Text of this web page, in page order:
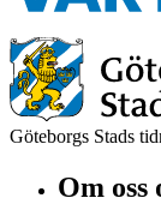
Göteborgs Stads
Om oss